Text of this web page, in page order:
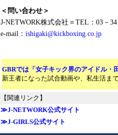
＜問い合わせ＞
J-NETWORK株式会社＝TEL：03－
e-mail： ishigaki@kickboxing.co.jp
GBRでは「女子キック界のアイドル・
新王者になった試合動画や、私生活ま
【関連リンク】
≫J-NETWORK公式サイト
≫J-GIRLS公式サイト